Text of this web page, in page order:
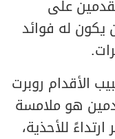
على
يكون له فوائد
الأقدام روبرت
هو ملامسة
للأحذية،